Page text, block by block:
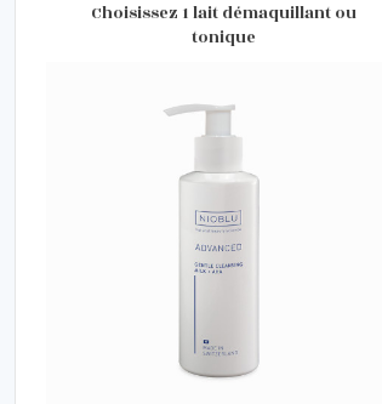
Choisissez 1 lait démaquillant ou
tonique